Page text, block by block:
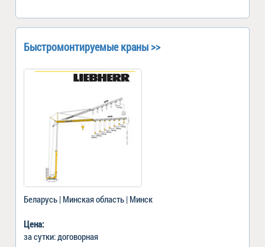
Быстромонтируемые краны >>
Беларусь | Минская область | Минск
Цена:
за сутки: договорная